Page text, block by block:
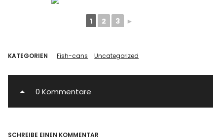
1 2 3 ►
KATEGORIEN Fish-cans Uncategorized
0 Kommentare
SCHREIBE EINEN KOMMENTAR